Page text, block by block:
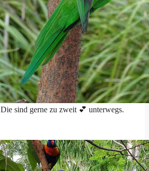
Die sind gerne zu zweit 💕 unterwegs.